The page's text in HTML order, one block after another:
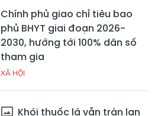
Chính phủ giao chỉ tiêu bao
phủ BHYT giai đoạn 2026-
2030, hướng tới 100% dân số
tham gia
XÃ HỘI
Khói thuốc lá vẫn tràn lan